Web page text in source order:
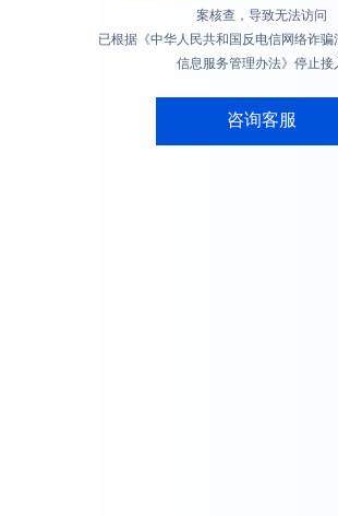
案核查，导致无法访问
已根据《中华人民共和国反电信网络诈骗
信息服务管理办法》停止接
咨询客服